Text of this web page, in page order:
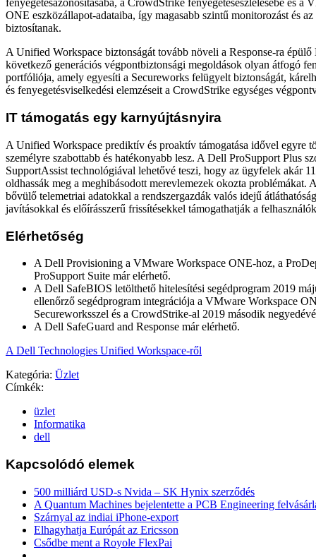
fenyegetésazonosításába, a CrowdStrike fenyegetésészlelésébe és a
ONE eszközállapot-adataiba, így magasabb szintű monitorozást és az
biztosítanak.
A Unified Workspace biztonságát tovább növeli a Response-ra
következő generációs végpontbiztonsági megoldások olyan átfogó
portfóliója, amely egyesíti a Secureworks felügyelt biztonságát,
és fenyegetésviselkedési elemzéseit a CrowdStrike egységes
IT támogatás egy karnyújtásnyira
A Unified Workspace prediktív és proaktív támogatása idővel egyre
személyre szabottabb és hatékonyabb lesz. A Dell ProSupport Plus
SupportAssist technológiával lehetővé teszi, hogy az ügyfelek akár
oldhassák meg a meghibásodott merevlemezek okozta problémákat.
bővülő telemetriai adatokkal a rendszergazdák valós idejű
javításokkal és előírásszerű frissítésekkel támogathatják a
Elérhetőség
A Dell Provisioning a VMware Workspace ONE-hoz, a
ProSupport Suite már elérhető.
A Dell SafeBIOS letölthető hitelesítési segédprogram 2019
ellenőrző segédprogram integrációja a VMware Workspace
Secureworksszel és a CrowdStrike-al 2019 második
A Dell SafeGuard and Response már elérhető.
A Dell Technologies Unified Workspace-ről
Kategória: Üzlet
Címkék:
üzlet
Informatika
dell
Kapcsolódó elemek
500 milliárd USD-s Nvida – SK Hynix szerződés
A Quantum Machines bejelentette a PCB Engineering
Szárnyal az indiai iPhone-export
Elhagyhatja Európát az Ericsson
Csődbe ment a Royole FlexPai